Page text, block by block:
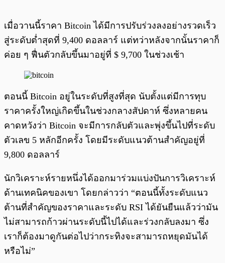
เมื่อวานนี้ราคา Bitcoin ได้มีการปรับร่วงลงอย่างรวดเร็ว
สู่ระดับต่ำสุดที่ 9,400 ดอลลาร์ แต่ทว่าหลังจากนั้นราคาก็
ค่อย ๆ ฟื่นตัวกลับขึ้นมาอยู่ที่ $ 9,700 ในช่วงเช้า
ตอนนี้ Bitcoin อยู่ในระดับที่สูงที่สุด นับตั้งแต่มีการทุบ
ราคาครั้งใหญ่เกิดขึ้นในช่วงกลางสัปดาห์ ซึ่งหลายคน
คาดหวังว่า Bitcoin จะมีการกลับตัวและพุ่งขึ้นไปที่ระดับ
ตัวเลข 5 หลักอีกครั้ง โดยมีระดับแนวต้านสำคัญอยู่ที่
9,800 ดอลลาร์
นักวิเคราะห์รายหนึ่งได้ออกมาร่วมแบ่งปันการวิเคราะห์
ด้านเทคนิคของเขา โดยกล่าวว่า “ตอนนี้ทั้งระดับแนว
ต้านที่สำคัญของราคาและระดับ RSI ได้ยันยืนแล้วว่ามัน
ไม่สามารถก้าวผ่านระดับนี้ไปได้และร่วงกลับลงมา ซึ่ง
เราก็ต้องมาดูกันต่อไปว่ากระทิงจะสามารถหยุดมันได้
หรือไม่”